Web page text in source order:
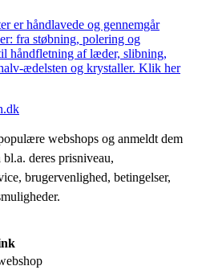
er håndlavede og gennemgår
fra støbning, polering og
håndfletning af læder, slibning,
ædelsten og krystaller. Klik her
webshops og anmeldt dem
deres prisniveau,
brugervenlighed, betingelser,